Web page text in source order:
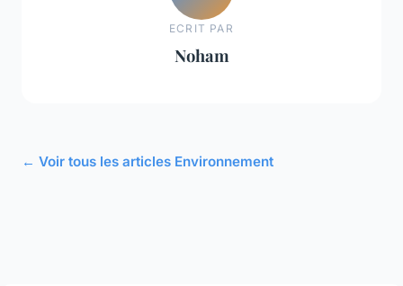
ECRIT PAR
Noham
← Voir tous les articles Environnement